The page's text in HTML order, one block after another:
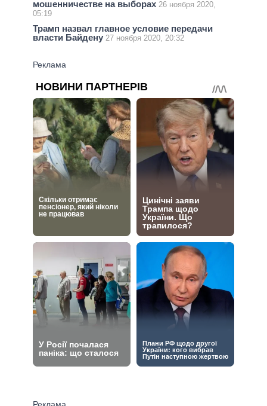
мошенничестве на выборах 26 ноября 2020,
05:19
Трамп назвал главное условие передачи
власти Байдену 27 ноября 2020, 20:32